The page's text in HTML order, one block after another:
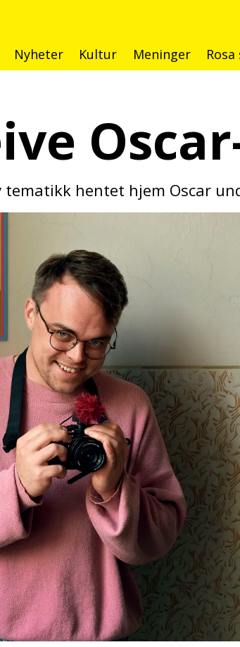
Nyheter Kultur Meninger
tematikk hentet hjem Oscar